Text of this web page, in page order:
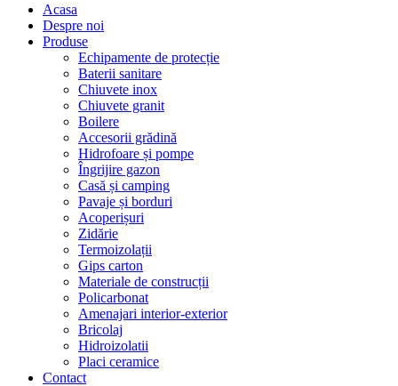
Acasa
Despre noi
Produse
Echipamente de protecție
Baterii sanitare
Chiuvete inox
Chiuvete granit
Boilere
Accesorii grădină
Hidrofoare și pompe
Îngrijire gazon
Casă și camping
Pavaje și borduri
Acoperișuri
Zidărie
Termoizolații
Gips carton
Materiale de construcții
Policarbonat
Amenajari interior-exterior
Bricolaj
Hidroizolatii
Placi ceramice
Contact